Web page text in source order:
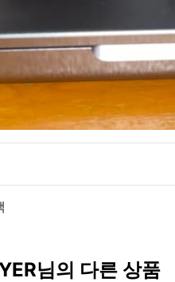
님의 다른 상품